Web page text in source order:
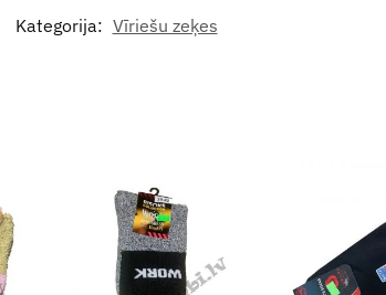
Kategorija: Vīriešu zeķes